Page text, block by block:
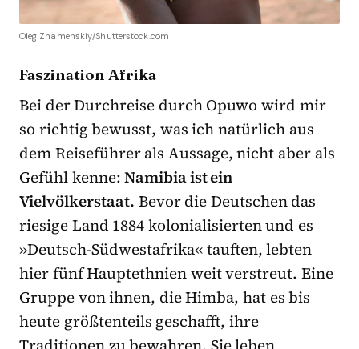
Oleg Znamenskiy/Shutterstock.com
Faszination Afrika
Bei der Durchreise durch Opuwo wird mir
so richtig bewusst, was ich natürlich aus
dem Reiseführer als Aussage, nicht aber als
Gefühl kenne:Namibia ist ein
Vielvölkerstaat. Bevor die Deutschen das
riesige Land 1884 kolonialisierten und es
»Deutsch-Südwestafrika« tauften, lebten
hier fünf Hauptethnien weit verstreut. Eine
Gruppe von ihnen, die Himba, hat es bis
heute größtenteils geschafft, ihre